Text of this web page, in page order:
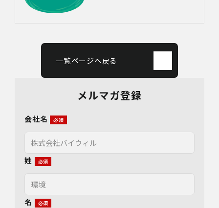
一覧ページへ戻る
メルマガ登録
会社名
姓
名